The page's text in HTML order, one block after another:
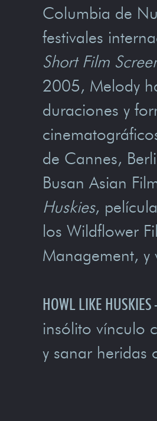
Columbia de
festivales
Short Film
2005, Melody
duraciones y
de Cannes,
Busan Asian
Huskies,
los Wildflower
Management, y
HOWL LIKE HUSKIES
insólito vínculo
y sanar heridas